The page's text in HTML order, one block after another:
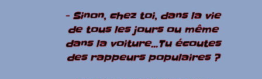
- Sinon, chez toi, dans la vie
de tous les jours ou même
dans la voiture...Tu écoutes
des rappeurs populaires ?